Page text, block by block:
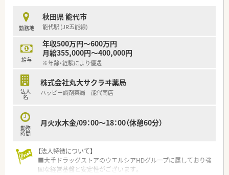
■薬剤師人数が揃っている環境でのご就業を希望される方
勤務地
秋田県 能代市
能代駅 (JR五能線)
給与
年収500万円～600万円
月給355,000円～400,000円
※年齢・経験により優遇
法人
名
株式会社丸大サクラヰ薬局
ハッピー調剤薬局 能代南店
勤務
時間
月火水木金/09：00～18：00（休憩60分）
【法人特徴について】
■大手ドラッグストアのウエルシアHDグループに属しており強
固な経営基盤と安定性がございます。